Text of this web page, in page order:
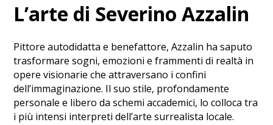
L’arte di Severino Azzalin
Pittore autodidatta e benefattore, Azzalin ha saputo
trasformare sogni, emozioni e frammenti di realtà in
opere visionarie che attraversano i confini
dell’immaginazione. Il suo stile, profondamente
personale e libero da schemi accademici, lo colloca tra
i più intensi interpreti dell’arte surrealista locale.